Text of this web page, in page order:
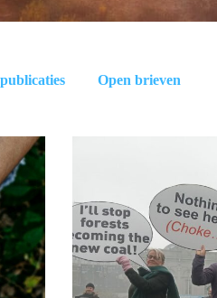
Open brieven